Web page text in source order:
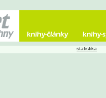
statistika